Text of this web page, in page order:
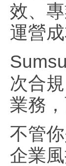
效、
運營成
次合
業務
不管
企業